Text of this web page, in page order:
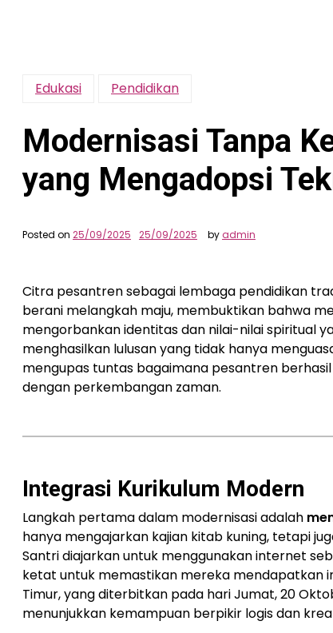
Edukasi Pendidikan
Modernisasi Tanpa
yang Mengadopsi
Posted on 25/09/2025 25/09/2025 byadmin
Citra pesantren sebagai lembaga pendidikan
berani melangkah maju, membuktikan bahwa
mengorbankan identitas dan nilai-nilai spiritual
menghasilkan lulusan yang tidak hanya
mengupas tuntas bagaimana pesantren
dengan perkembangan zaman.
Integrasi Kurikulum Modern
Langkah pertama dalam modernisasi adalah
hanya mengajarkan kajian kitab kuning, tetapi
Santri diajarkan untuk menggunakan internet
ketat untuk memastikan mereka mendapatkan
Timur, yang diterbitkan pada hari Jumat, 20
menunjukkan kemampuan berpikir logis dan